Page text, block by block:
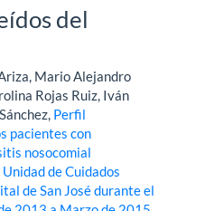
del
Mario Alejandro
Rojas Ruiz, Iván
Perfil
pacientes con
nosocomial
de Cuidados
de San José durante el